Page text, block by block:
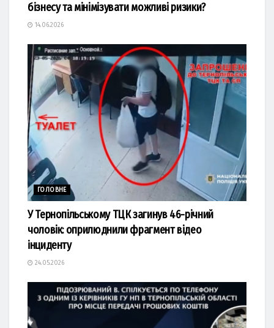
бізнесу та мінімізувати можливі ризики?
14.06.2026
ГОЛОВНЕ
У Тернопільському ТЦК загинув 46-річний
чоловік: оприлюднили фрагмент відео
інциденту
24.05.2026